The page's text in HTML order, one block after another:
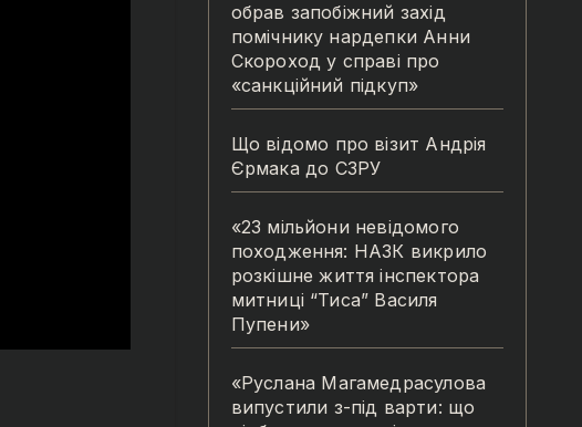
обрав запобіжний захід
помічнику нардепки Анни
Скороход у справі про
«санкційний підкуп»
Що відомо про візит Андрія
Єрмака до СЗРУ
«23 мільйони невідомого
походження: НАЗК викрило
розкішне життя інспектора
митниці “Тиса” Василя
Пупени»
«Руслана Магамедрасулова
випустили з-під варти: що